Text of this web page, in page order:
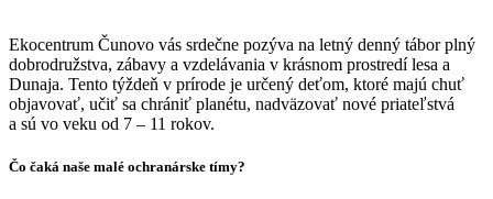
Ekocentrum Čunovo vás srdečne pozýva na letný denný tábor plný
dobrodružstva, zábavy a vzdelávania v krásnom prostredí lesa a
Dunaja. Tento týždeň v prírode je určený deťom, ktoré majú chuť
objavovať, učiť sa chrániť planétu, nadväzovať nové priateľstvá
a sú vo veku od 7 – 11 rokov.
Čo čaká naše malé ochranárske tímy?